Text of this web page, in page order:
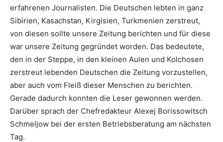
erfahrenen Journalisten. Die Deutschen lebten in ganz
Sibirien, Kasachstan, Kirgisien, Turkmenien zerstreut,
von diesen sollte unsere Zeitung berichten und für diese
war unsere Zeitung gegründet worden. Das bedeutete,
den in der Steppe, in den kleinen Aulen und Kolchosen
zerstreut lebenden Deutschen die Zeitung vorzustellen,
aber auch vom Fleiß dieser Menschen zu berichten.
Gerade dadurch konnten die Leser gewonnen werden.
Darüber sprach der Chefredakteur Alexej Borissowitsch
Schmeljow bei der ersten Betriebsberatung am nächsten
Tag.